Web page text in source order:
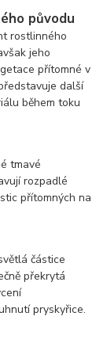
původu
rostlinného
jeho
přítomné v
další
během toku
tmavé
rozpadlé
přítomných na
částice
překrytá
pryskyřice.